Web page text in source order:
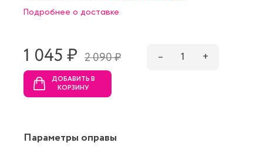
Подробнее о доставке
1 045 ₷ 2 090 ₷ – 1 +
ДОБАВИТЬ В
КОРЗИНУ
Параметры оправы